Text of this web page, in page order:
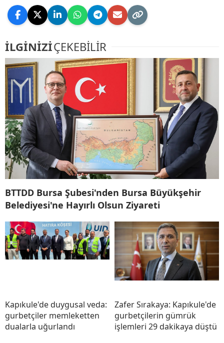
İLGİNİZİÇEKEBİLİR
BTTDD Bursa Şubesi'nden Bursa Büyükşehir
Belediyesi'ne Hayırlı Olsun Ziyareti
Kapıkule'de duygusal veda:
gurbetçiler memleketten
dualarla uğurlandı
Zafer Sırakaya: Kapıkule'de
gurbetçilerin gümrük
işlemleri 29 dakikaya düştü